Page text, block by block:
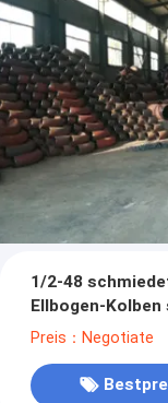
1/2-48
Ellbogen-
Preis：Negotiate